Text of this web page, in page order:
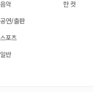
음악
공연/출판
스포츠
일반
한 컷